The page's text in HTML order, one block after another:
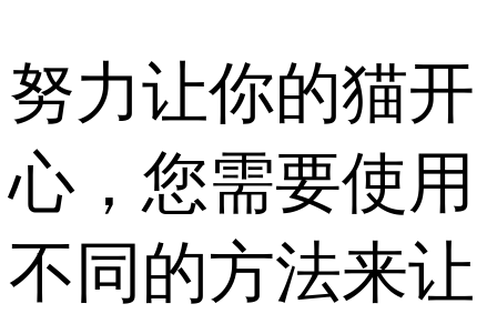
努力让你的猫开
心，您需要使用
不同的方法来让